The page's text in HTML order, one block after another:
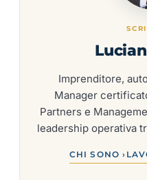
Imprenditore,
Manager
Partners e
leadership operativa
CHI SONO ›